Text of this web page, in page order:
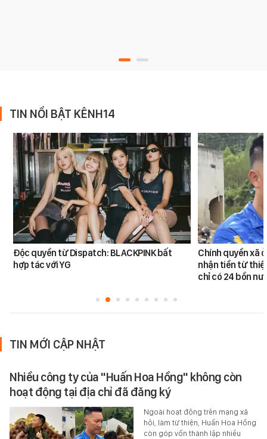
TIN NỔI BẬT KÊNH14
Độc quyền từ Dispatch: BLACKPINK bất
hợp tác với YG
Chính quyền xã
nhận tiền từ
chỉ có 24 bồn
TIN MỚI CẬP NHẬT
Nhiều công ty của "Huấn Hoa Hồng" không còn
hoạt động tại địa chỉ đã đăng ký
Ngoài hoạt động trên mạng xã
hội, làm từ thiện, Huấn Hoa Hồng
còn góp vốn thành lập nhiều